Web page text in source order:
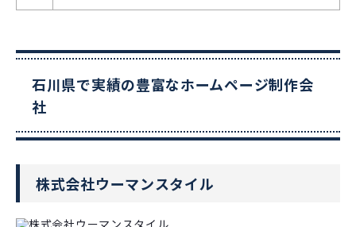
石川県で実績の豊富なホームページ制作会
社
株式会社ウーマンスタイル